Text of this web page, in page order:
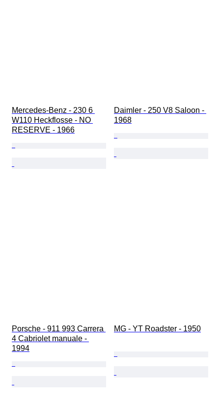
Mercedes-Benz - 230 6
W110 Heckflosse - NO
RESERVE - 1966
Daimler - 250 V8 Saloon -
1968
Porsche - 911 993 Carrera
4 Cabriolet manuale -
1994
MG - YT Roadster - 1950